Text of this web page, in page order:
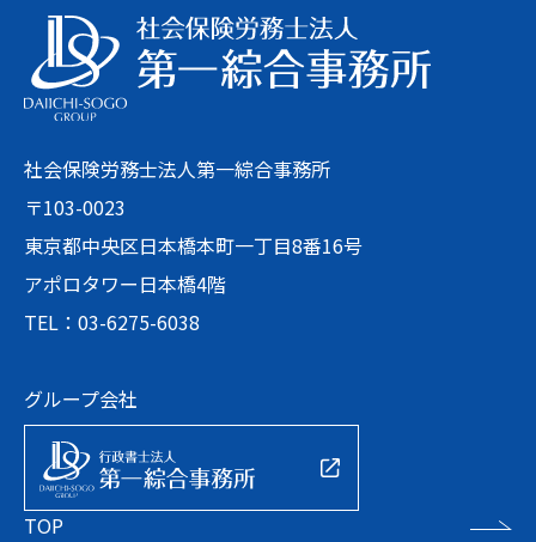
社会保険労務士法人第一綜合事務所
〒103-0023
東京都中央区日本橋本町一丁目8番16号
アポロタワー日本橋4階
TEL：03-6275-6038
グループ会社
TOP